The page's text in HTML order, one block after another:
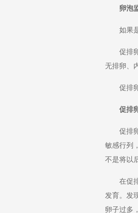
卵泡监
如果是
促排卵
无排卵、
促排卵
促排卵
促排卵
敏感行列
不是将以
在促排
发育。发
卵子过多